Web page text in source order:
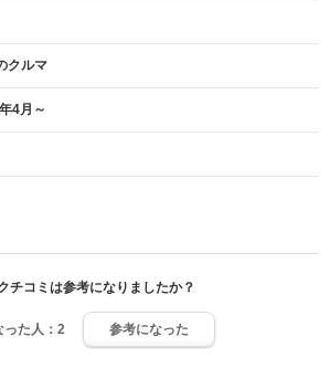
クルマ
4月～
チコミは参考になりましたか？
た人： 2 参考になった